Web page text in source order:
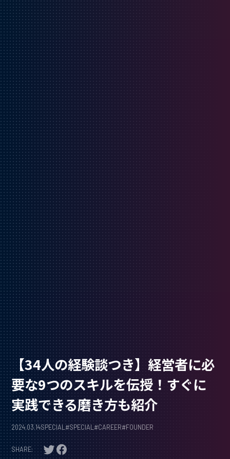
【34人の経験談つき】経営者に必
要な9つのスキルを伝授！すぐに
実践できる磨き方も紹介
2024.03.14SPECIAL #SPECIAL #CAREER#FOUNDER
SHARE: